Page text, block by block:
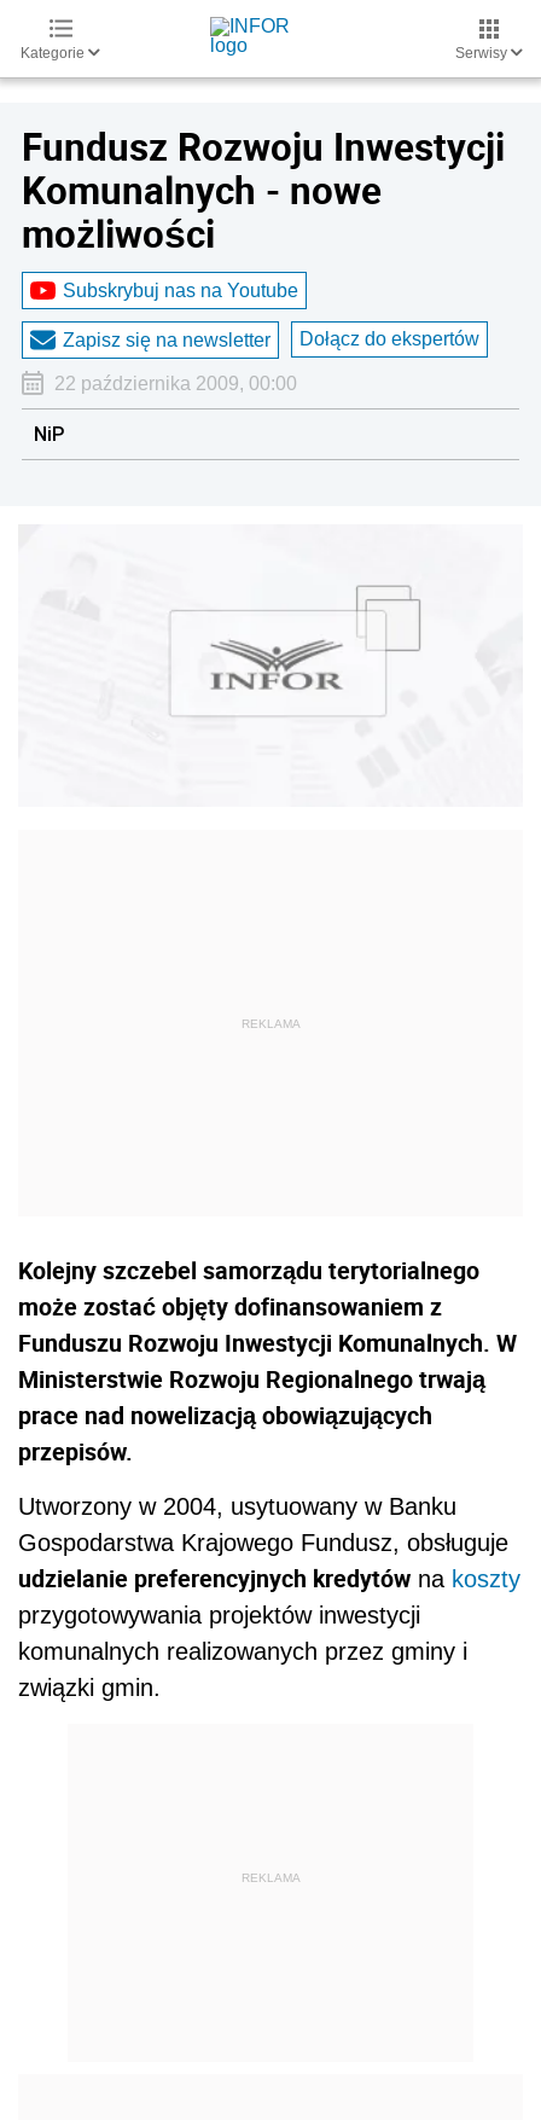
Kategorie Serwisy
Fundusz Rozwoju Inwestycji
Komunalnych - nowe
możliwości
Subskrybuj nas na Youtube
Zapisz się na newsletter Dołącz do ekspertów
22 października 2009, 00:00
NiP
Kolejny szczebel samorządu terytorialnego
może zostać objęty dofinansowaniem z
Funduszu Rozwoju Inwestycji Komunalnych. W
Ministerstwie Rozwoju Regionalnego trwają
prace nad nowelizacją obowiązujących
przepisów.
Utworzony w 2004, usytuowany w Banku
Gospodarstwa Krajowego Fundusz, obsługuje
udzielanie preferencyjnych kredytów na koszty
przygotowywania projektów inwestycji
komunalnych realizowanych przez gminy i
związki gmin.
REKLAMA